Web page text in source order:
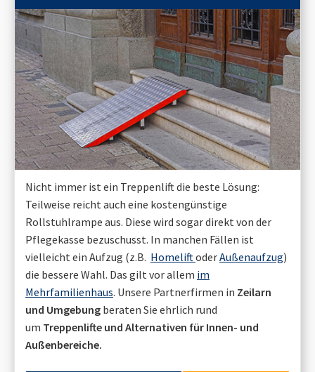
Nicht immer ist ein Treppenlift die beste Lösung:
Teilweise reicht auch eine kostengünstige
Rollstuhlrampe aus. Diese wird sogar direkt von der
Pflegekasse bezuschusst. In manchen Fällen ist
vielleicht ein Aufzug (z.B. HomeliftoderAußenaufzug)
die bessere Wahl. Das gilt vor allem im
Mehrfamilienhaus. Unsere Partnerfirmen in Zeilarn
und Umgebung beraten Sie ehrlich rund
um Treppenlifte und Alternativen für Innen- und
Außenbereiche.